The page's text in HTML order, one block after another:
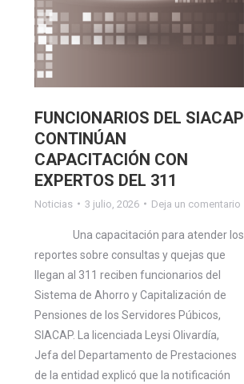
FUNCIONARIOS DEL SIACAP
CONTINÚAN
CAPACITACIÓN CON
EXPERTOS DEL 311
Noticias 3 julio, 2026 Deja un comentario
Una capacitación para atender los
reportes sobre consultas y quejas que
llegan al 311 reciben funcionarios del
Sistema de Ahorro y Capitalización de
Pensiones de los Servidores Púbicos,
SIACAP. La licenciada Leysi Olivardía,
Jefa del Departamento de Prestaciones
de la entidad explicó que la notificación